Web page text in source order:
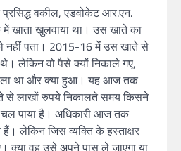
वकील, एडवोकेट आर.एन.
खाता खुलवाया था। उस खाते का
पता। 2015-16 में उस खाते से
लेकिन वो पैसे क्यों निकाले गए,
था और क्या हुआ। यह आज तक
से लाखों रुपये निकालते समय किसने
पाया है। अधिकारी आज तक
हैं। लेकिन जिस व्यक्ति के हस्ताक्षर
क्या वह उसे अपने पास ले जाएगा या